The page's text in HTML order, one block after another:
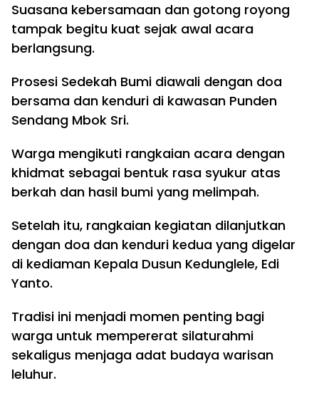
Suasana kebersamaan dan gotong royong
tampak begitu kuat sejak awal acara
berlangsung.
Prosesi Sedekah Bumi diawali dengan doa
bersama dan kenduri di kawasan Punden
Sendang Mbok Sri.
Warga mengikuti rangkaian acara dengan
khidmat sebagai bentuk rasa syukur atas
berkah dan hasil bumi yang melimpah.
Setelah itu, rangkaian kegiatan dilanjutkan
dengan doa dan kenduri kedua yang digelar
di kediaman Kepala Dusun Kedunglele, Edi
Yanto.
Tradisi ini menjadi momen penting bagi
warga untuk mempererat silaturahmi
sekaligus menjaga adat budaya warisan
leluhur.